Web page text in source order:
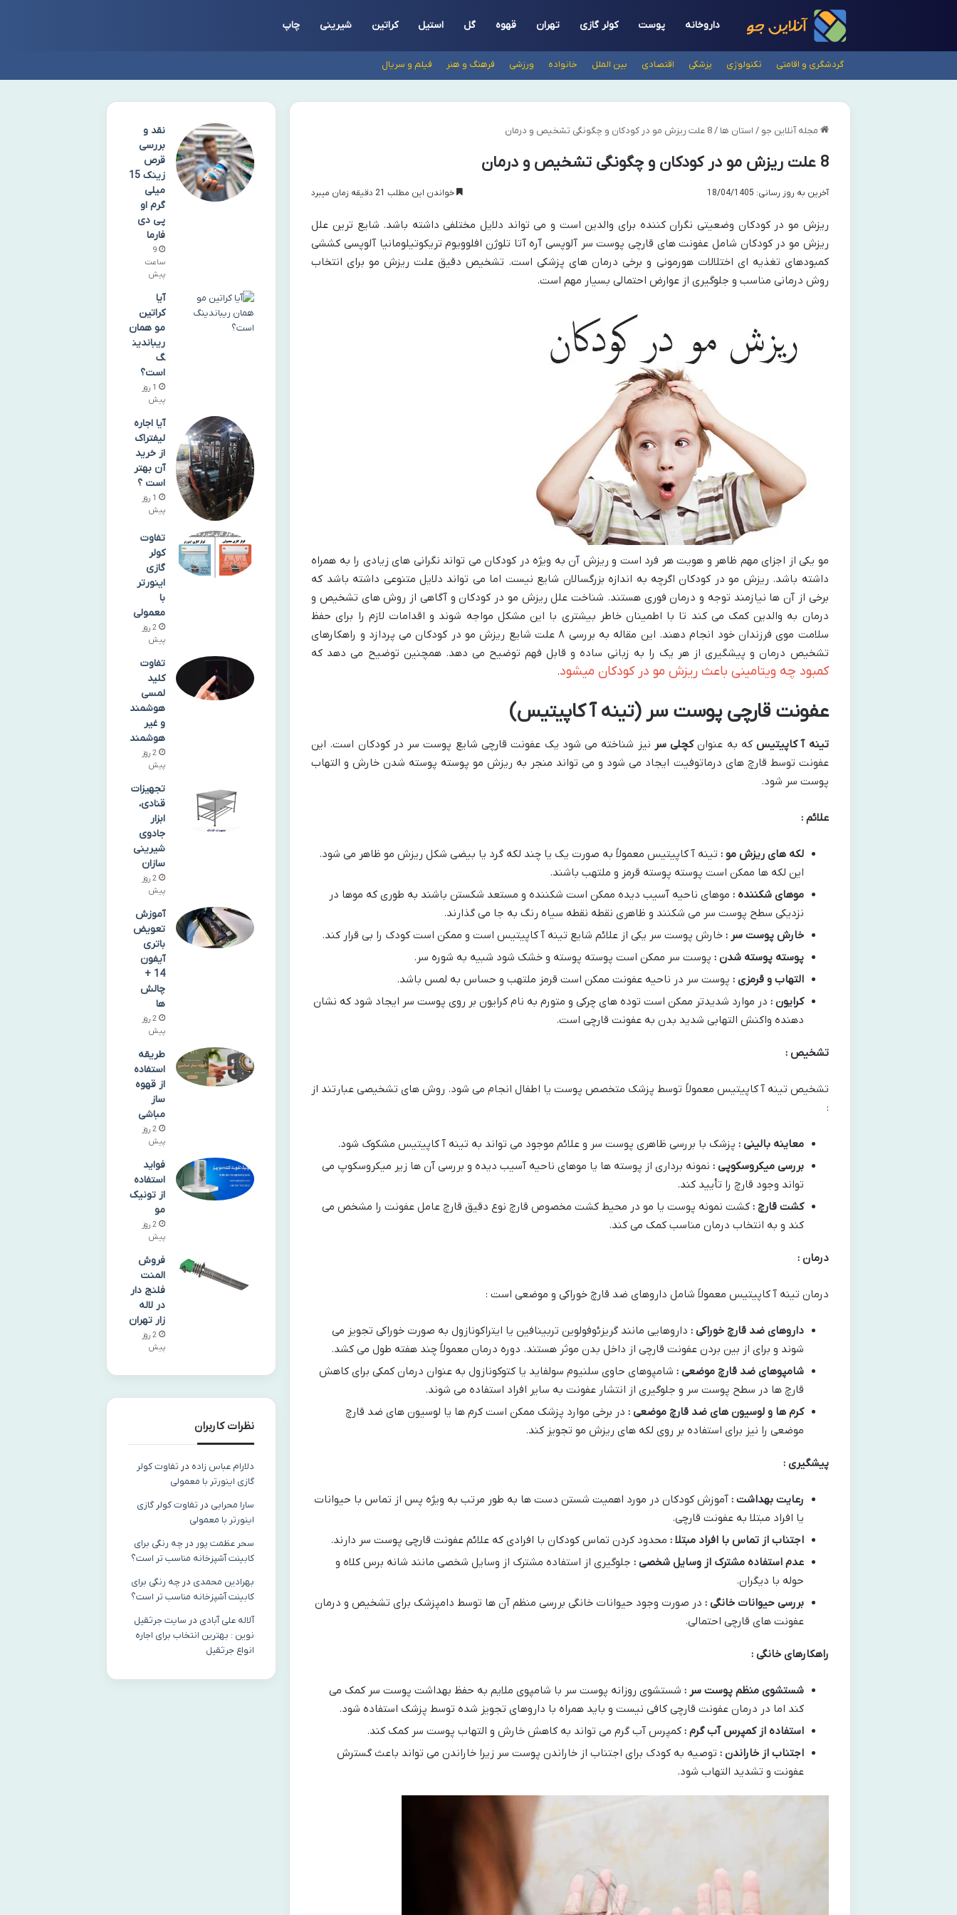
داروخانه پوست کولر گازی تهران قهوه گل استیل کراتین شیرینی چاپ
گردشگری و اقامتی تکنولوژی پزشکی اقتصادی بین الملل خانواده ورزشی فرهنگ و هنر فیلم و سریال
مجله آنلاین جو / استان ها / 8 علت ریزش مو در کودکان و چگونگی تشخیص و درمان
8 علت ریزش مو در کودکان و چگونگی تشخیص و درمان
آخرین به روز رسانی: 18/04/1405 خواندن این مطلب 21 دقیقه زمان میبرد
ریزش مو در کودکان وضعیتی نگران کننده برای والدین است و می تواند دلایل مختلفی داشته باشد. شایع ترین علل
ریزش مو در کودکان شامل عفونت های قارچی پوست سر آلوپسی آره آتا تلوژن افلوویوم تریکوتیلومانیا آلوپسی کششی
کمبودهای تغذیه ای اختلالات هورمونی و برخی درمان های پزشکی است. تشخیص دقیق علت ریزش مو برای انتخاب
روش درمانی مناسب و جلوگیری از عوارض احتمالی بسیار مهم است.
مو یکی از اجزای مهم ظاهر و هویت هر فرد است و ریزش آن به ویژه در کودکان می تواند نگرانی های زیادی را به همراه
داشته باشد. ریزش مو در کودکان اگرچه به اندازه بزرگسالان شایع نیست اما می تواند دلایل متنوعی داشته باشد که
برخی از آن ها نیازمند توجه و درمان فوری هستند. شناخت علل ریزش مو در کودکان و آگاهی از روش های تشخیص و
درمان به والدین کمک می کند تا با اطمینان خاطر بیشتری با این مشکل مواجه شوند و اقدامات لازم را برای حفظ
سلامت موی فرزندان خود انجام دهند. این مقاله به بررسی ۸ علت شایع ریزش مو در کودکان می پردازد و راهکارهای
تشخیص درمان و پیشگیری از هر یک را به زبانی ساده و قابل فهم توضیح می دهد. همچنین توضیح می دهد که
کمبود چه ویتامینی باعث ریزش مو در کودکان میشود.
عفونت قارچی پوست سر (تینه آ کاپیتیس)
تینه آ کاپیتیسکه به عنوانکچلی سر نیز شناخته می شود یک عفونت قارچی شایع پوست سر در کودکان است. این
عفونت توسط قارچ های درماتوفیت ایجاد می شود و می تواند منجر به ریزش مو پوسته پوسته شدن خارش و التهاب
پوست سر شود.
علائم :
لکه های ریزش مو : تینه آ کاپیتیس معمولاً به صورت یک یا چند لکه گرد یا بیضی شکل ریزش مو ظاهر می شود.
این لکه ها ممکن است پوسته پوسته قرمز و ملتهب باشند.
موهای شکننده : موهای ناحیه آسیب دیده ممکن است شکننده و مستعد شکستن باشند به طوری که موها در
نزدیکی سطح پوست سر می شکنند و ظاهری نقطه نقطه سیاه رنگ به جا می گذارند.
خارش پوست سر :خارش پوست سر یکی از علائم شایع تینه آ کاپیتیس است و ممکن است کودک را بی قرار کند.
پوسته پوسته شدن : پوست سر ممکن است پوسته پوسته و خشک شود شبیه به شوره سر.
التهاب و قرمزی : پوست سر در ناحیه عفونت ممکن است قرمز ملتهب و حساس به لمس باشد.
کرایون : در موارد شدیدتر ممکن است توده های چرکی و متورم به نام کرایون بر روی پوست سر ایجاد شود که نشان
دهنده واکنش التهابی شدید بدن به عفونت قارچی است.
تشخیص :
تشخیص تینه آ کاپیتیس معمولاً توسط پزشک متخصص پوست یا اطفال انجام می شود. روش های تشخیصی عبارتند از
:
معاینه بالینی : پزشک با بررسی ظاهری پوست سر و علائم موجود می تواند به تینه آ کاپیتیس مشکوک شود.
بررسی میکروسکوپی : نمونه برداری از پوسته ها یا موهای ناحیه آسیب دیده و بررسی آن ها زیر میکروسکوپ می
تواند وجود قارچ را تأیید کند.
کشت قارچ :کشت نمونه پوست یا مو در محیط کشت مخصوص قارچ نوع دقیق قارچ عامل عفونت را مشخص می
کند و به انتخاب درمان مناسب کمک می کند.
درمان :
درمان تینه آ کاپیتیس معمولاً شامل داروهای ضد قارچ خوراکی و موضعی است :
داروهای ضد قارچ خوراکی : داروهایی مانند گریزئوفولوین تربینافین یا ایتراکونازول به صورت خوراکی تجویز می
شوند و برای از بین بردن عفونت قارچی از داخل بدن موثر هستند. دوره درمان معمولاً چند هفته طول می کشد.
شامپوهای ضد قارچ موضعی : شامپوهای حاوی سلنیوم سولفاید یا کتوکونازول به عنوان درمان کمکی برای کاهش
قارچ ها در سطح پوست سر و جلوگیری از انتشار عفونت به سایر افراد استفاده می شوند.
کرم ها و لوسیون های ضد قارچ موضعی : در برخی موارد پزشک ممکن است کرم ها یا لوسیون های ضد قارچ
موضعی را نیز برای استفاده بر روی لکه های ریزش مو تجویز کند.
پیشگیری :
رعایت بهداشت :آموزش کودکان در مورد اهمیت شستن دست ها به طور مرتب به ویژه پس از تماس با حیوانات
یا افراد مبتلا به عفونت قارچی.
اجتناب از تماس با افراد مبتلا : محدود کردن تماس کودکان با افرادی که علائم عفونت قارچی پوست سر دارند.
عدم استفاده مشترک از وسایل شخصی : جلوگیری از استفاده مشترک از وسایل شخصی مانند شانه برس کلاه و
حوله با دیگران.
بررسی حیوانات خانگی : در صورت وجود حیوانات خانگی بررسی منظم آن ها توسط دامپزشک برای تشخیص و درمان
عفونت های قارچی احتمالی.
راهکارهای خانگی :
شستشوی منظم پوست سر : شستشوی روزانه پوست سر با شامپوی ملایم به حفظ بهداشت پوست سر کمک می
کند اما در درمان عفونت قارچی کافی نیست و باید همراه با داروهای تجویز شده توسط پزشک استفاده شود.
استفاده از کمپرس آب گرم :کمپرس آب گرم می تواند به کاهش خارش و التهاب پوست سر کمک کند.
اجتناب از خاراندن : توصیه به کودک برای اجتناب از خاراندن پوست سر زیرا خاراندن می تواند باعث گسترش
عفونت و تشدید التهاب شود.
نقد و
بررسی
قرص
زینک 15
میلی
گرم او
پی دی
فارما
9
ساعت
پیش
آیا
کراتین
مو همان
ریباندین
گ
است؟
1 روز
پیش
آیا اجاره
لیفتراک
از خرید
آن بهتر
است ؟
1 روز
پیش
تفاوت
کولر
گازی
اینورتر
با
معمولی
2 روز
پیش
تفاوت
کلید
لمسی
هوشمند
و غیر
هوشمند
2 روز
پیش
تجهیزات
قنادی،
ابزار
جادوی
شیرینی‌
سازان
2 روز
پیش
آموزش
تعویض
باتری
آیفون
14 +
چالش
ها
2 روز
پیش
طریقه
استفاده
از قهوه
ساز
مباشی
2 روز
پیش
فواید
استفاده
از تونیک
مو
2 روز
پیش
فروش
المنت
فلنج دار
در لاله
زار تهران
2 روز
پیش
نظرات کاربران
دلارام عباس زاده در تفاوت کولر
گازی اینورتر با معمولی
سارا محرابی در تفاوت کولر گازی
اینورتر با معمولی
سحر عظمت پور در چه رنگی برای
کابینت آشپزخانه مناسب‌ تر است؟
بهرادین محمدی در چه رنگی برای
کابینت آشپزخانه مناسب‌ تر است؟
آلاله علی آبادی در سایت جرثقیل
نوین : بهترین انتخاب برای اجاره
انواع جرثقیل